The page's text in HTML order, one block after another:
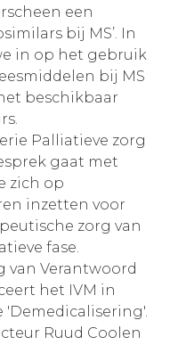
een
bij MS’. In
in op het gebruik
bij MS
beschikbaar
Palliatieve zorg
gaat met
zich op
inzetten voor
zorg van
fase.
van Verantwoord
het IVM in
'Demedicalisering'.
Ruud Coolen